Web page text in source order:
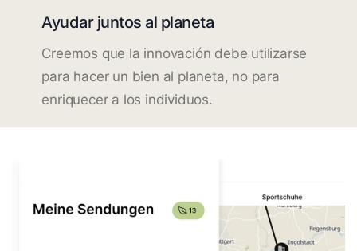
Ayudar juntos al planeta
Creemos que la innovación debe utilizarse
para hacer un bien al planeta, no para
enriquecer a los individuos.